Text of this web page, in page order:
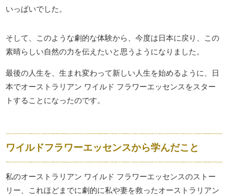
いっぱいでした。
そして、このような劇的な体験から、今度は日本に戻り、この
素晴らしい自然の力を伝えたいと思うようになりました。
最後の人生を、生まれ変わって新しい人生を始めるように、日
本でオーストラリアン ワイルド フラワーエッセンスをスター
トすることになったのです。
ワイルドフラワーエッセンスから学んだこと
私のオーストラリアン ワイルド フラワーエッセンスのストー
リー、これほどまでに劇的に私や妻を救ったオーストラリアン